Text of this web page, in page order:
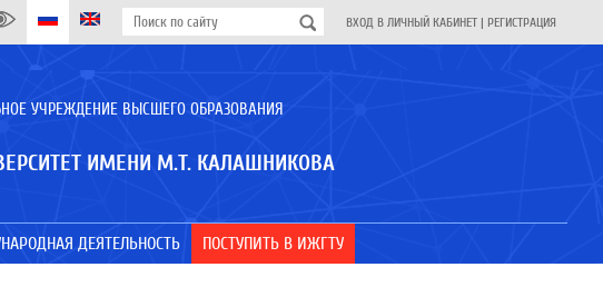
ВХОД В ЛИЧНЫЙ КАБИНЕТ | РЕГИСТРАЦИЯ
УЧРЕЖДЕНИЕ ВЫСШЕГО ОБРАЗОВАНИЯ
ИМЕНИ М.Т. КАЛАШНИКОВА
ДЕЯТЕЛЬНОСТЬ ПОСТУПИТЬ В ИЖГТУ